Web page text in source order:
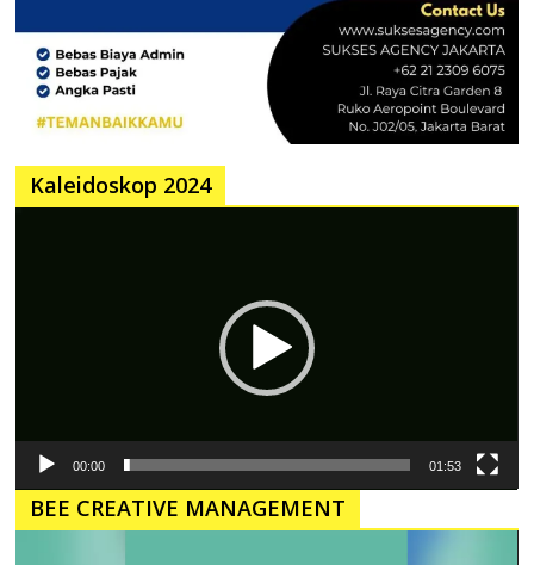
Kaleidoskop 2024
00:00 01:53
BEE CREATIVE MANAGEMENT